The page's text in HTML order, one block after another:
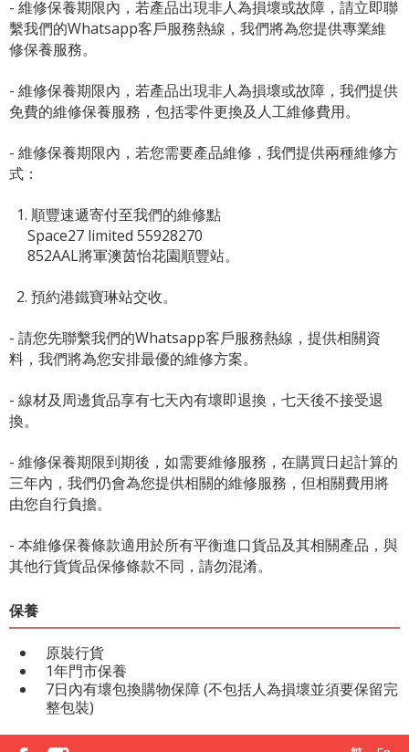
- 維修保養期限內，若產品出現非人為損壞或故障，請立即聯
繫我們的Whatsapp客戶服務熱線，我們將為您提供專業維
修保養服務。
- 維修保養期限內，若產品出現非人為損壞或故障，我們提供
免費的維修保養服務，包括零件更換及人工維修費用。
- 維修保養期限內，若您需要產品維修，我們提供兩種維修方
式：
1. 順豐速遞寄付至我們的維修點
Space27 limited 55928270
852AAL將軍澳茵怡花園順豐站。
2. 預約港鐵寶琳站交收。
- 請您先聯繫我們的Whatsapp客戶服務熱線 ，提供相關資
料，我們將為您安排最優的維修方案。
- 線材及周邊貨品享有七天內有壞即退換，七天後不接受退
換。
- 維修保養期限到期後，如需要維修服務，在購買日起計算的
三年內，我們仍會為您提供相關的維修服務，但相關費用將
由您自行負擔。
- 本維修保養條款適用於所有平衡進口貨品及其相關產品，與
其他行貨貨品保修條款不同，請勿混淆。
保養
原裝行貨
1年門市保養
7日內有壞包換購物保障 (不包括人為損壞並須要保留完
整包裝)